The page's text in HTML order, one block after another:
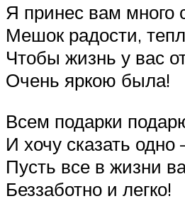
Я принес вам много
Мешок радости,
Чтобы жизнь у вас
Очень яркою была!
Всем подарки
И хочу сказать
Пусть все в жизни
Беззаботно и легко!